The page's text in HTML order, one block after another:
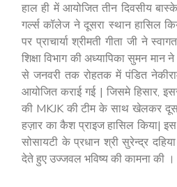
हाल ही में आयोजित तीन दिवसीय
गर्ल्स कॉलेज ने दूसरा स्थान हासिल
पर प्राचार्या श्रीमती गीता जी ने
शिक्षा विभाग की अध्यापिका सुमन मान
से जनवरी तक रोहतक में पंडित
आयोजित कराई गई | जिसमे हिसार,
की MKJK की टीम के साथ खेलकर
हज़ार का कैश प्राइज हासिल किया|
सोसायटी के प्रधान श्री सुरेन्द्र
देते हुए उज्जवल भविष्य की कामना की ।